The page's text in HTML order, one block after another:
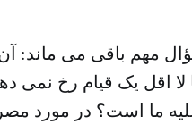
مهم باقی می ماند:
لا اقل یک قیام رخ نمی
ما است؟ در مورد